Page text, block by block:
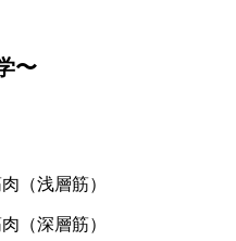
〜
（浅層筋）
（深層筋）